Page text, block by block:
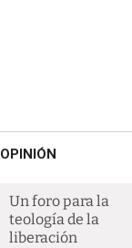
OPINIÓN
Un foro para la
teología de la
liberación